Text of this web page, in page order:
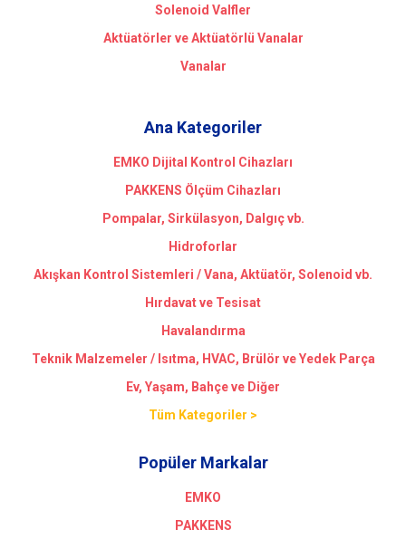
Solenoid Valfler
Aktüatörler ve Aktüatörlü Vanalar
Vanalar
Ana Kategoriler
EMKO Dijital Kontrol Cihazları
PAKKENS Ölçüm Cihazları
Pompalar, Sirkülasyon, Dalgıç vb.
Hidroforlar
Akışkan Kontrol Sistemleri / Vana, Aktüatör, Solenoid vb.
Hırdavat ve Tesisat
Havalandırma
Teknik Malzemeler / Isıtma, HVAC, Brülör ve Yedek Parça
Ev, Yaşam, Bahçe ve Diğer
Tüm Kategoriler >
Popüler Markalar
EMKO
PAKKENS